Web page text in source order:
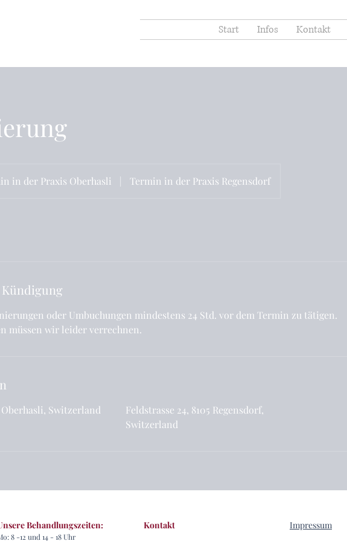
Start Infos Kontakt
in der Praxis Oberhasli Termin in der Praxis Regensdorf
oder Umbuchungen mindestens 24 Std. vor dem Termin zu tätigen.
müssen wir leider verrechnen.
Oberhasli, Switzerland
Feldstrasse 24, 8105 Regensdorf,
Switzerland
Behandlungszeiten:
8 -12 und 14 - 18 Uhr
Kontakt Impressum